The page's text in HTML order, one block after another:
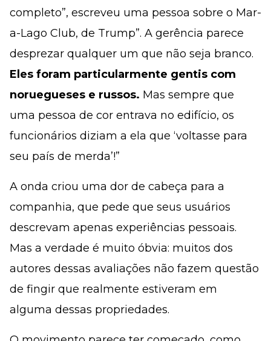
completo”, escreveu uma pessoa sobre o Mar-
a-Lago Club, de Trump”. A gerência parece
desprezar qualquer um que não seja branco.
Eles foram particularmente gentis com
noruegueses e russos. Mas sempre que
uma pessoa de cor entrava no edifício, os
funcionários diziam a ela que ‘voltasse para
seu país de merda’!”
A onda criou uma dor de cabeça para a
companhia, que pede que seus usuários
descrevam apenas experiências pessoais.
Mas a verdade é muito óbvia: muitos dos
autores dessas avaliações não fazem questão
de fingir que realmente estiveram em
alguma dessas propriedades.